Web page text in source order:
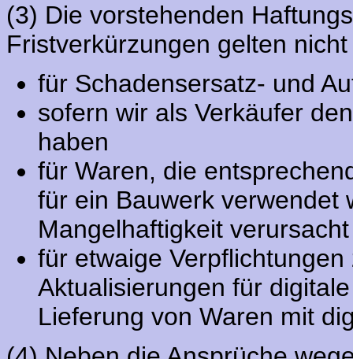
(3) Die vorstehenden
Fristverkürzungen gelten nicht
für Schadensersatz- und
sofern wir als Verkäufer
haben
für Waren, die
für ein Bauwerk verwendet
Mangelhaftigkeit
für etwaige
Aktualisierungen für
Lieferung von Waren mit